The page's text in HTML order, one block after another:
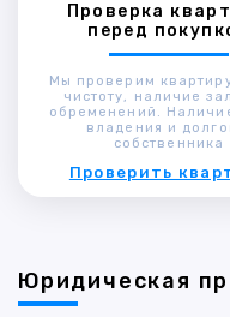
Проверка
перед
Мы проверим
чистоту, наличие
обременений.
владения и
собственника
Проверить
Юридическая